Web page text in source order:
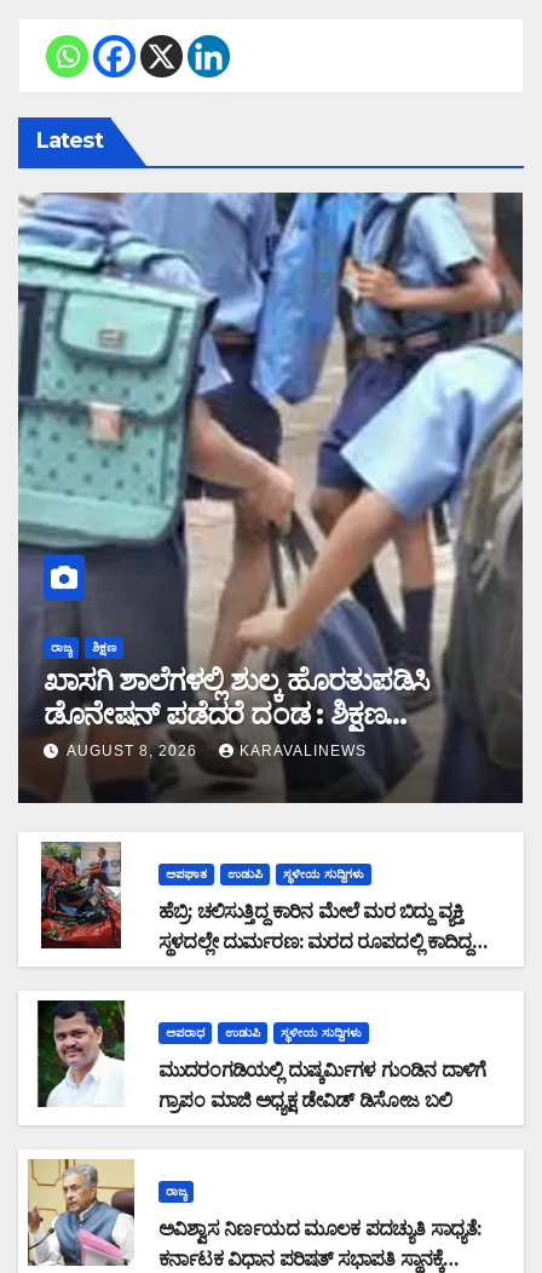
Latest
ರಾಜ್ಯ ಶಿಕ್ಷಣ
ಖಾಸಗಿ ಶಾಲೆಗಳಲ್ಲಿ ಶುಲ್ಕ ಹೊರತುಪಡಿಸಿ
ಡೊನೇಷನ್ ಪಡೆದರೆ ದಂಡ : ಶಿಕ್ಷಣ
ಇಲಾಖೆಯ ಆದೇಶ
AUGUST 8, 2026 KARAVALINEWS
ಅಪಘಾತ ಉಡುಪಿ ಸ್ಥಳೀಯ ಸುದ್ದಿಗಳು
ಹೆಬ್ರಿ: ಚಲಿಸುತ್ತಿದ್ದ ಕಾರಿನ ಮೇಲೆ ಮರ ಬಿದ್ದು ವ್ಯಕ್ತಿ
ಸ್ಥಳದಲ್ಲೇ ದುರ್ಮರಣ: ಮರದ ರೂಪದಲ್ಲಿ ಕಾದಿದ್ದ
ಜವರಾಯ
ಅಪರಾಧ ಉಡುಪಿ ಸ್ಥಳೀಯ ಸುದ್ದಿಗಳು
ಮುದರಂಗಡಿಯಲ್ಲಿ ದುಷ್ಕರ್ಮಿಗಳ ಗುಂಡಿನ ದಾಳಿಗೆ
ಗ್ರಾಪಂ ಮಾಜಿ ಅಧ್ಯಕ್ಷ ಡೇವಿಡ್ ಡಿಸೋಜ ಬಲಿ
ರಾಜ್ಯ
ಅವಿಶ್ವಾಸ ನಿರ್ಣಯದ ಮೂಲಕ ಪದಚ್ಯುತಿ ಸಾಧ್ಯತೆ:
ಕರ್ನಾಟಕ ವಿಧಾನ ಪರಿಷತ್ ಸಭಾಪತಿ ಸ್ಥಾನಕ್ಕೆ